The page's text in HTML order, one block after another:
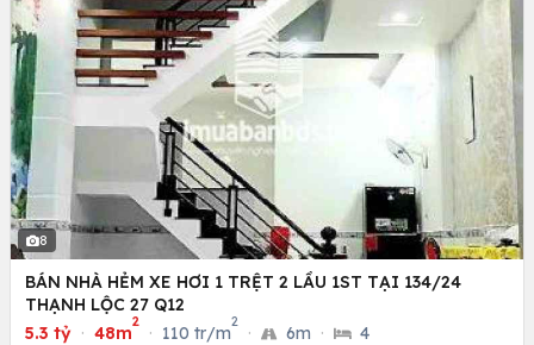
8
BÁN NHÀ HẺM XE HƠI 1 TRỆT 2 LẦU 1ST TẠI 134/24
THẠNH LỘC 27 Q12
5.3 tỷ · 48m
2
· 110 tr/m
2
· 6m · 4